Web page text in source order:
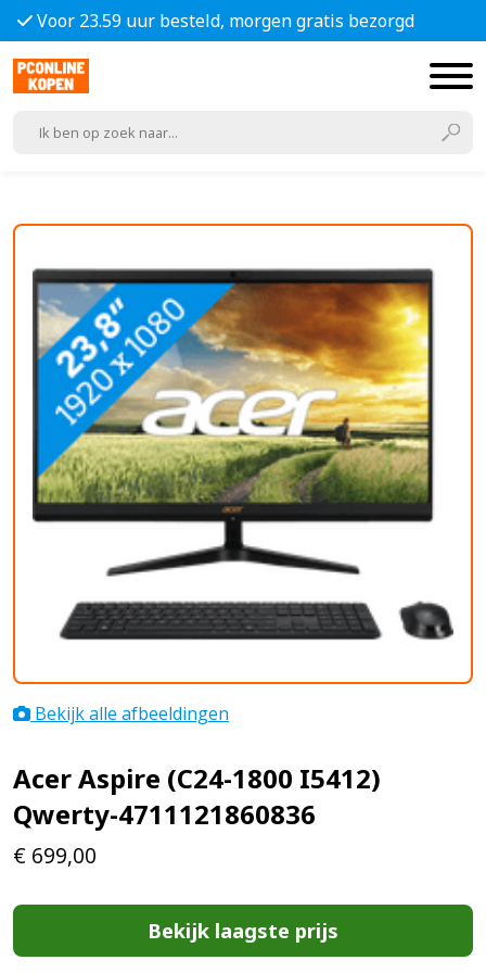
Voor 23.59 uur besteld, morgen gratis bezorgd
Bekijk alle afbeeldingen
Acer Aspire (C24-1800 I5412)
Qwerty-4711121860836
€ 699,00
Bekijk laagste prijs